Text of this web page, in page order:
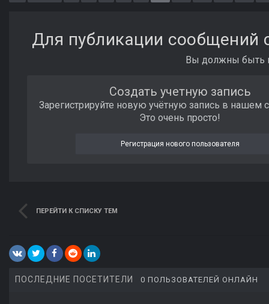
Для публикации сообщений
Вы должны быть
Создать учетную запись
Зарегистрируйте новую учётную запись в нашем
Это очень просто!
Регистрация нового пользователя
ПЕРЕЙТИ К СПИСКУ ТЕМ
ПОСЛЕДНИЕ ПОСЕТИТЕЛИ 0 ПОЛЬЗОВАТЕЛЕЙ ОНЛАЙН